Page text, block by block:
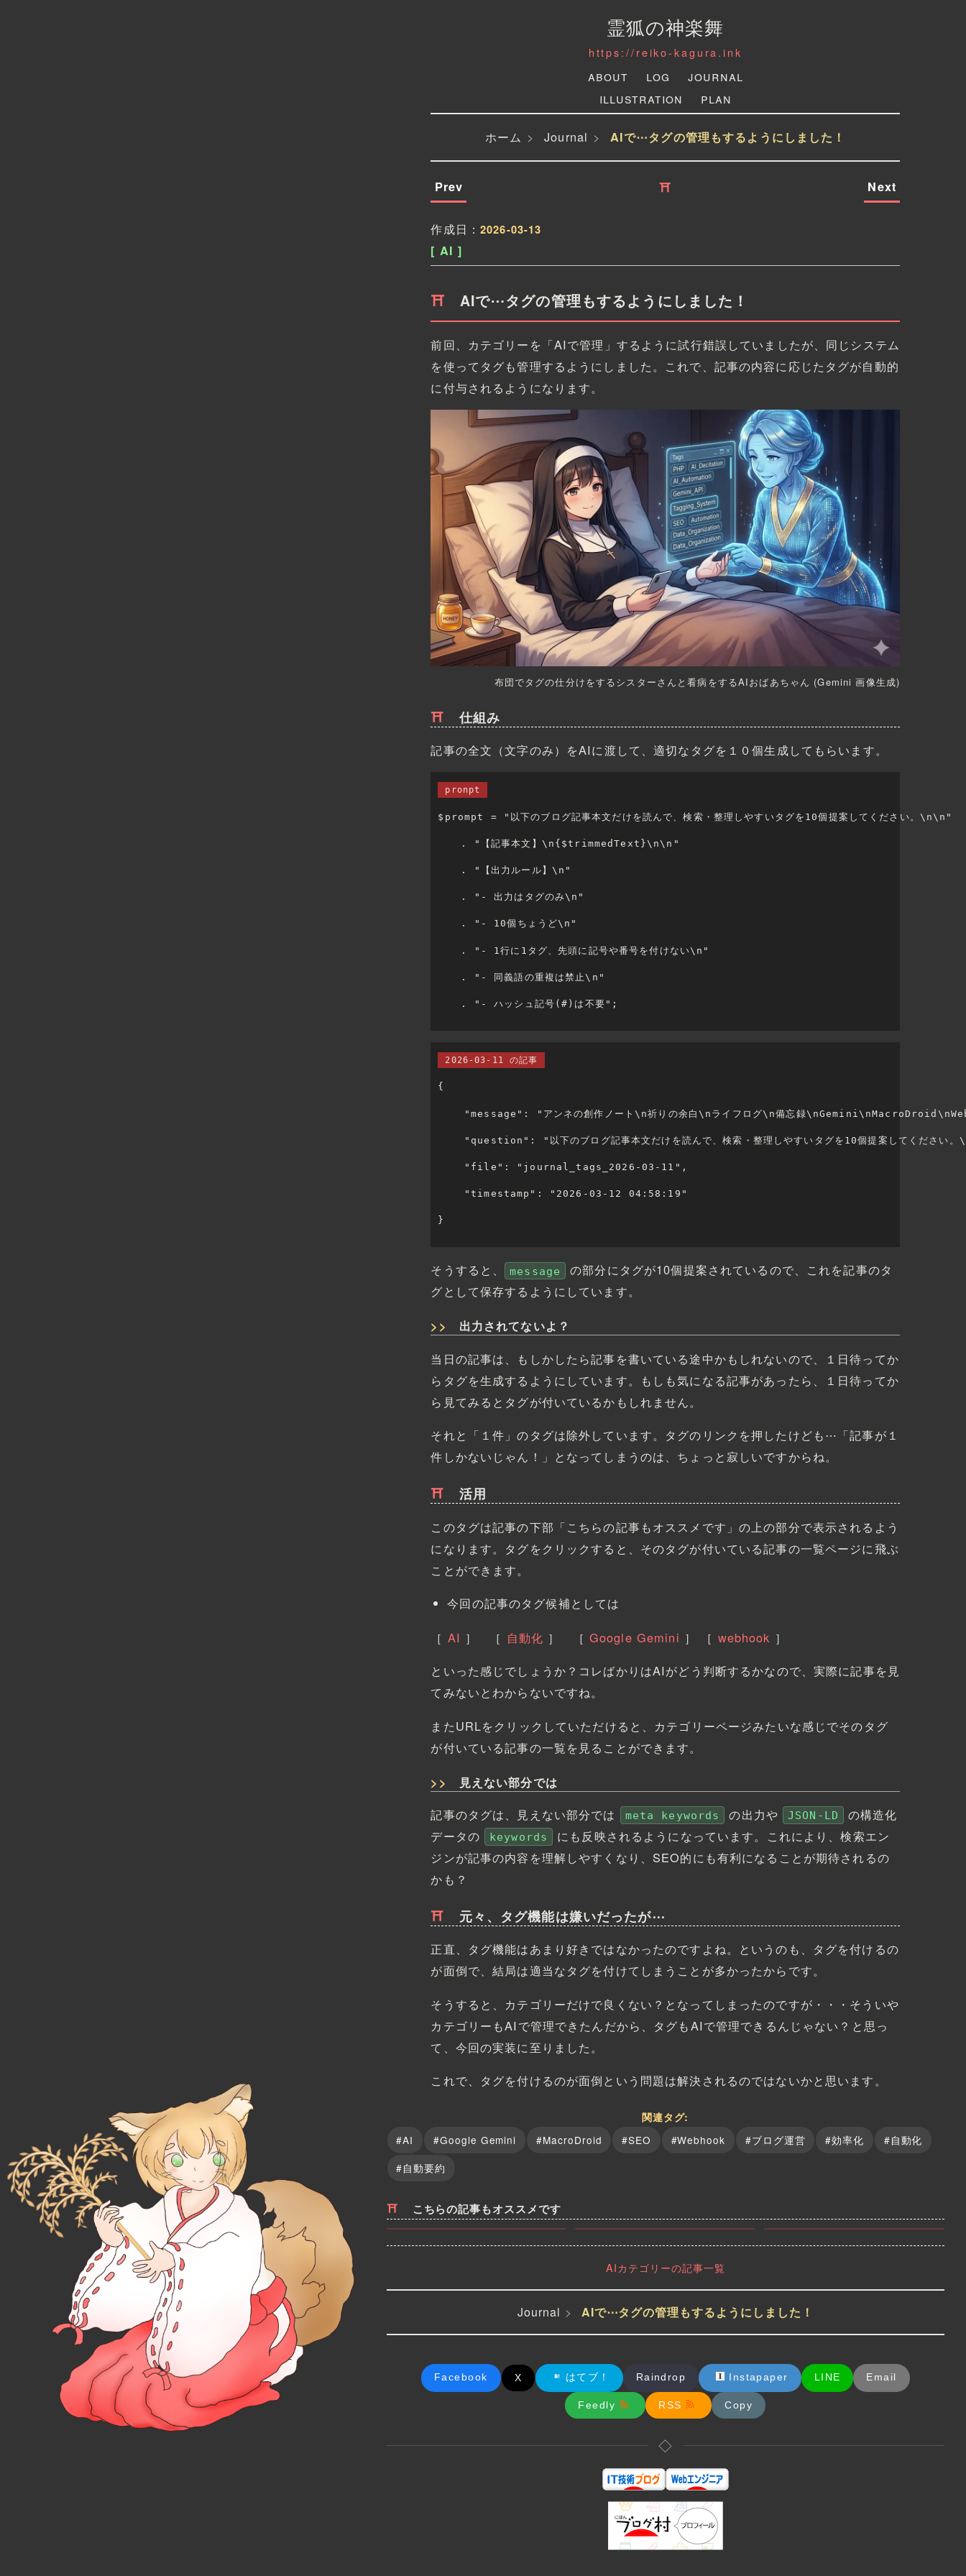
霊狐の神楽舞
https://reiko-kagura.ink
About Log
Journal
Illustration
Plan
ホーム Journal AIで⋯タグの管理もするようにしました！
Prev ⛩ Next
作成日： 2026-03-13
[ AI ]
AIで⋯タグの管理もするようにしました！
前回、カテゴリーを「AIで管理」するように試行錯誤していましたが、同じシステム
を使ってタグも管理するようにしました。これで、記事の内容に応じたタグが自動的
に付与されるようになります。
布団でタグの仕分けをするシスターさんと看病をするAIおばあちゃん (Gemini 画像生成)
仕組み
記事の全文（文字のみ）をAIに渡して、適切なタグを１０個生成してもらいます。
pronpt
$prompt = "以下のブログ記事本文だけを読んで、検索・整理しやすいタグを10個提案してください。\n\n"
	. "【記事本文】\n{$trimmedText}\n\n"
	. "【出力ルール】\n"
	. "- 出力はタグのみ\n"
	. "- 10個ちょうど\n"
	. "- 1行に1タグ、先頭に記号や番号を付けない\n"
	. "- 同義語の重複は禁止\n"
	. "- ハッシュ記号(#)は不要";
2026-03-11 の記事
{
"message": "アンネの創作ノート\n祈りの余白\nライフログ\n備忘録
"question": "以下のブログ記事本文だけを読んで、検索・整理しやすいタグを10個提案してください。
    "file": "journal_tags_2026-03-11",
    "timestamp": "2026-03-12 04:58:19"
}
そうすると、 message
の部分にタグが10個提案されているので、これを記事のタ
グとして保存するようにしています。
出力されてないよ？
当日の記事は、もしかしたら記事を書いている途中かもしれないので、１日待ってか
らタグを生成するようにしています。もしも気になる記事があったら、１日待ってか
ら見てみるとタグが付いているかもしれません。
それと「１件」のタグは除外しています。タグのリンクを押したけども⋯「記事が１
件しかないじゃん！」となってしまうのは、ちょっと寂しいですからね。
活用
このタグは記事の下部「こちらの記事もオススメです」の上の部分で表示されるよう
になります。タグをクリックすると、そのタグが付いている記事の一覧ページに飛ぶ
ことができます。
今回の記事のタグ候補としては
［ AI ］ ［ 自動化 ］ ［ Google Gemini ］ ［ webhook ］
といった感じでしょうか？コレばかりはAIがどう判断するかなので、実際に記事を見
てみないとわからないですね。
またURLをクリックしていただけると、カテゴリーページみたいな感じでそのタグ
が付いている記事の一覧を見ることができます。
見えない部分では
記事のタグは、見えない部分では meta keywords の出力や JSON-LD の構造化
データの keywords
にも反映されるようになっています。これにより、検索エン
ジンが記事の内容を理解しやすくなり、SEO的にも有利になることが期待されるの
かも？
元々、タグ機能は嫌いだったが⋯
正直、タグ機能はあまり好きではなかったのですよね。というのも、タグを付けるの
が面倒で、結局は適当なタグを付けてしまうことが多かったからです。
そうすると、カテゴリーだけで良くない？となってしまったのですが・・・そういや
カテゴリーもAIで管理できたんだから、タグもAIで管理できるんじゃない？と思っ
て、今回の実装に至りました。
これで、タグを付けるのが面倒という問題は解決されるのではないかと思います。
関連タグ:
#AI
#Google Gemini #MacroDroid #SEO #Webhook #ブログ運営 #効率化
#自動化
#自動要約
こちらの記事もオススメです
wsArticle/BlogPosting）で設定
を間違えた件
Google 検索セントラルのドキュメント
を参考に、記事（Article、NewsArticle
、BlogPosting...
2026-01-30
めたもの
去年は「年末なので自分が投資している
AIカテゴリーの記事一覧
Journal AIで⋯タグの管理もするようにしました！
Facebook X はてブ！ Raindrop Instapaper LINE Email
Feedly RSS Copy
◇